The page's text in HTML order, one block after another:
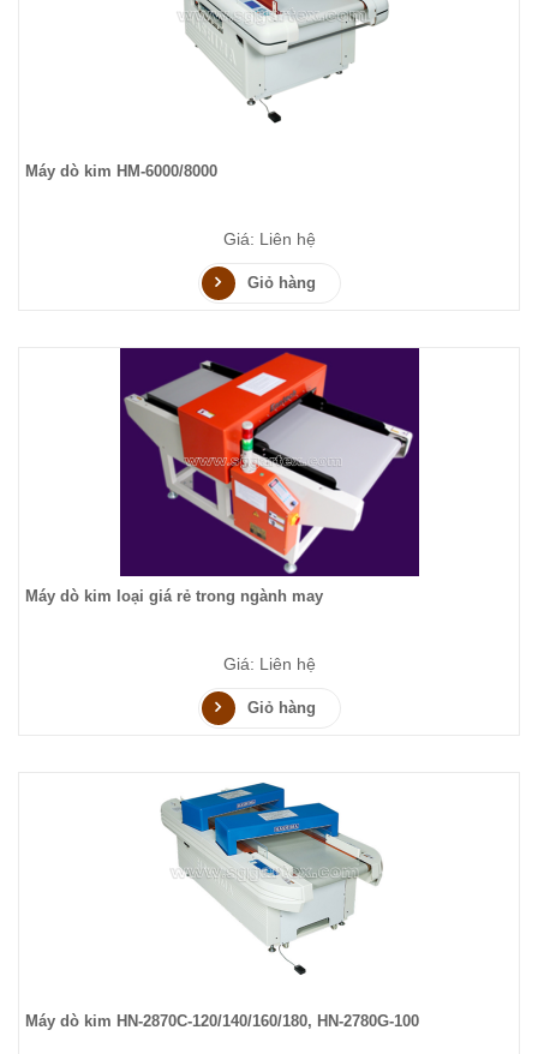
Máy dò kim HM-6000/8000
Giá: Liên hệ
Giỏ hàng
Máy dò kim loại giá rẻ trong ngành may
Giá: Liên hệ
Giỏ hàng
Máy dò kim HN-2870C-120/140/160/180, HN-2780G-100